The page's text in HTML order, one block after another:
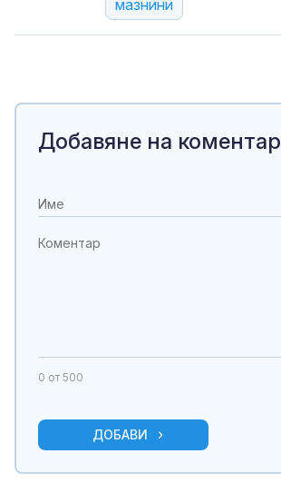
мазнини
Добавяне на коментар
0 от 500
ДОБАВИ